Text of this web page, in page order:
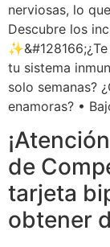
nerviosas, lo
Descubre los
tu sistema
solo semanas?
enamoras? •
de
tarjeta
obtener